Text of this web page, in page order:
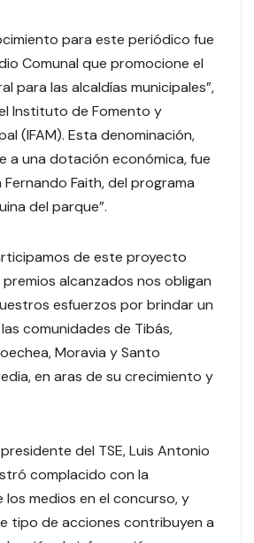
para este periódico fue
Comunal que promocione el
para las alcaldías municipales”,
Instituto de Fomento y
(IFAM). Esta denominación,
a una dotación económica, fue
Faith, del programa
del parque”.
de este proyecto
alcanzados nos obligan
esfuerzos por brindar un
comunidades de Tibás,
Moravia y Santo
en aras de su crecimiento y
del TSE, Luis Antonio
complacido con la
medios en el concurso, y
tipo de acciones contribuyen a